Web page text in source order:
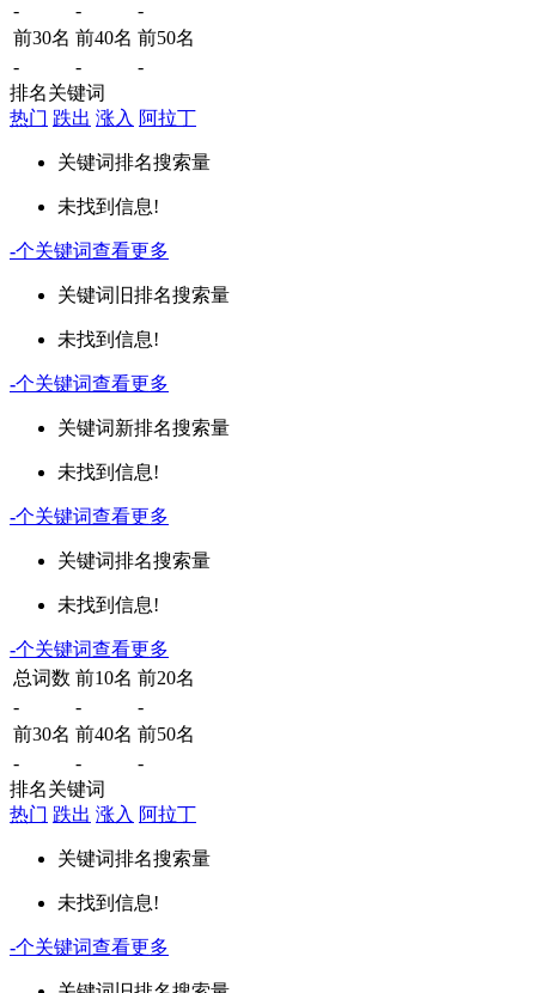
- -
-
前30名 前40名 前50名
-
-
-
排名关键词
热门 跌出 涨入 阿拉丁
关键词排名搜索量
未找到信息!
-个关键词查看更多
关键词 旧排名搜索量
未找到信息!
-个关键词查看更多
关键词新排名搜索量
未找到信息!
-个关键词查看更多
关键词排名搜索量
未找到信息!
-个关键词查看更多
总词数 前10名 前20名
-
-
-
前30名 前40名 前50名
-
-
-
排名关键词
热门 跌出 涨入 阿拉丁
关键词排名搜索量
未找到信息!
-个关键词查看更多